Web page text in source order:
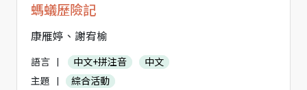
螞蟻歷險記
康雁婷、謝宥榆
語言 中文+拼注音
中文
主題
綜合活動